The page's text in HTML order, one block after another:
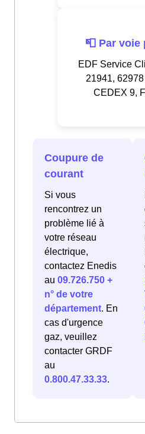
📮 Par voie
EDF Service
21941,
CEDEX 9,
Coupure de
courant
Si vous
rencontrez un
problème lié à
votre réseau
électrique,
contactez Enedis
au 09.726.750 +
n° de votre
département. En
cas d'urgence
gaz, veuillez
contacter GRDF
au
0.800.47.33.33.